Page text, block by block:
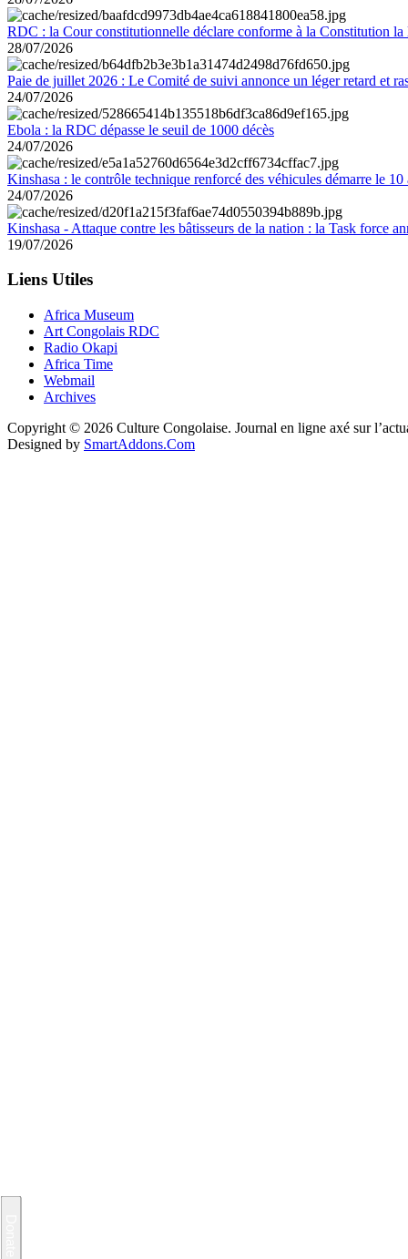
RDC : la Cour constitutionnelle déclare conforme à la Constitution la
28/07/2026
Paie de juillet 2026 : Le Comité de suivi annonce un léger retard et
24/07/2026
Ebola : la RDC dépasse le seuil de 1000 décès
24/07/2026
Kinshasa : le contrôle technique renforcé des véhicules démarre le 10
24/07/2026
Kinshasa - Attaque contre les bâtisseurs de la nation : la Task force
19/07/2026
Liens Utiles
Africa Museum
Art Congolais RDC
Radio Okapi
Africa Time
Webmail
Archives
Copyright © 2026 Culture Congolaise. Journal en ligne axé sur
Designed by SmartAddons.Com